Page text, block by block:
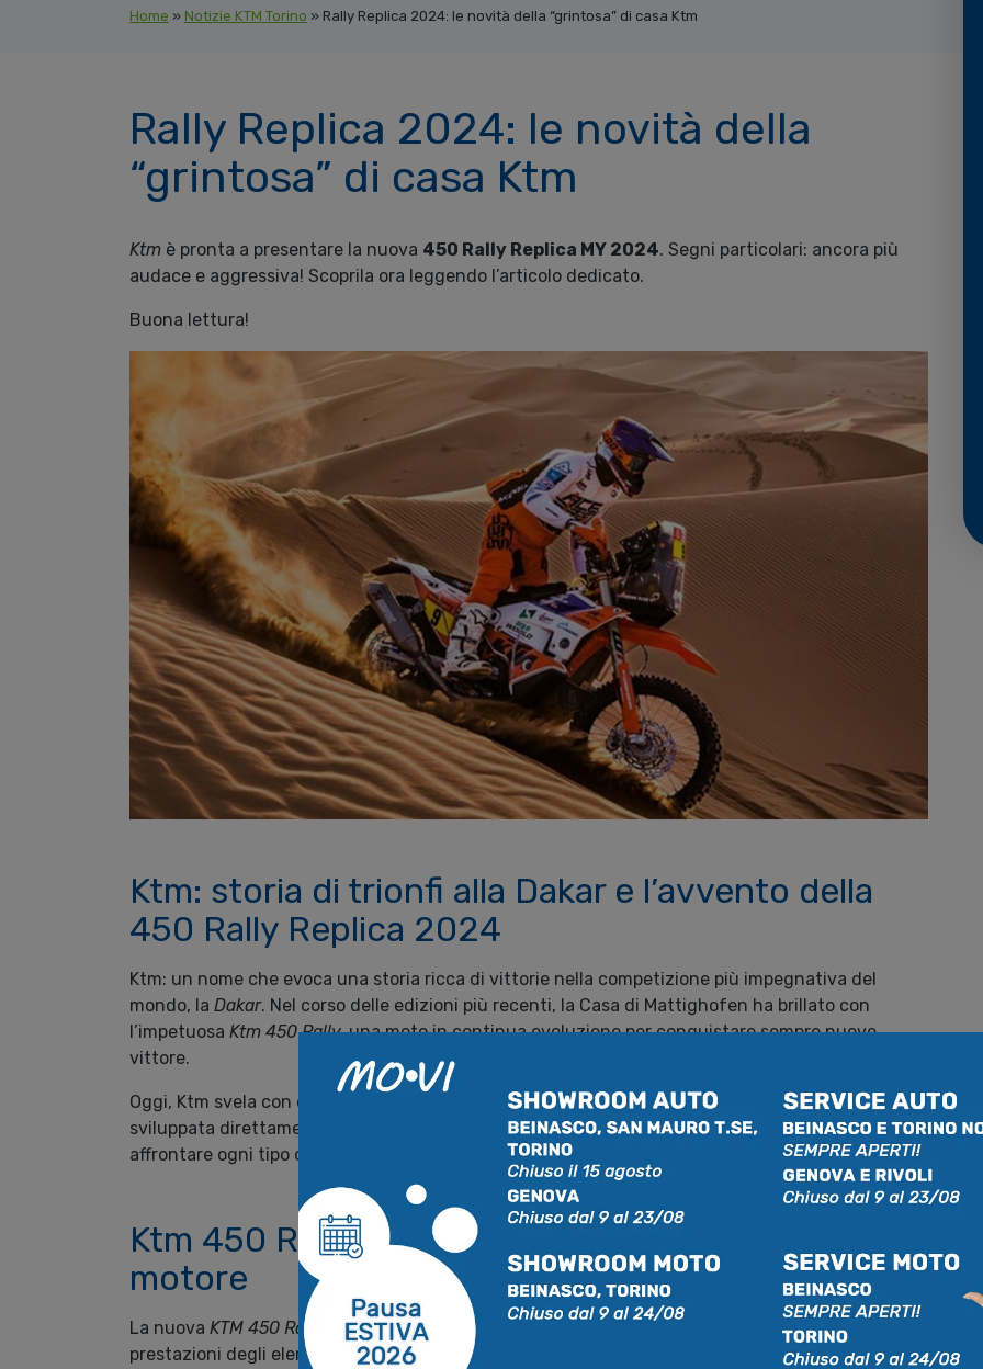
Home » Notizie KTM Torino » Rally Replica 2024: le novità della “grintosa” di casa Ktm
Rally Replica 2024: le novità della
“grintosa” di casa Ktm
Ktm è pronta a presentare la nuova 450 Rally Replica MY 2024. Segni particolari: ancora più
audace e aggressiva! Scoprila ora leggendo l’articolo dedicato.
Buona lettura!
Ktm: storia di trionfi alla Dakar e l’avvento della
450 Rally Replica 2024
Ktm: un nome che evoca una storia ricca di vittorie nella competizione più impegnativa del
mondo, la Dakar. Nel corso delle edizioni più recenti, la Casa di Mattighofen ha brillato con
l’impetuosa Ktm 450 Rally,una moto in continua evoluzione per conquistare sempre nuove
vittore.
Oggi, Ktm svela con orgoglio la sua ultima creazione: la450 Rally Replica 2024, una moto
sviluppata direttamente dal reparto Ricerca & Sviluppo dell’azienda e pensata per poter
affrontare ogni tipo di sfida.
Ktm 450 Rally Replica 2024: sospensioni e
motore
La nuova KTM 450 Rally Replica 2024 è dotata di un pacchetto sospensioni
che sfrutta le
prestazioni degli elementi
WP Xact Pro Components,
tra cui una forcella anteriore da 48 mm.